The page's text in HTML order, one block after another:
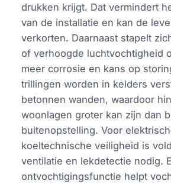
drukken krijgt. Dat vermindert
van de installatie en kan de
verkorten. Daarnaast stapelt
of verhoogde luchtvochtigheid
meer corrosie en kans op
trillingen worden in kelders
betonnen wanden, waardoor
woonlagen groter kan zijn dan
buitenopstelling. Voor
koeltechnische veiligheid is
ventilatie en lekdetectie nodig.
ontvochtigingsfunctie helpt